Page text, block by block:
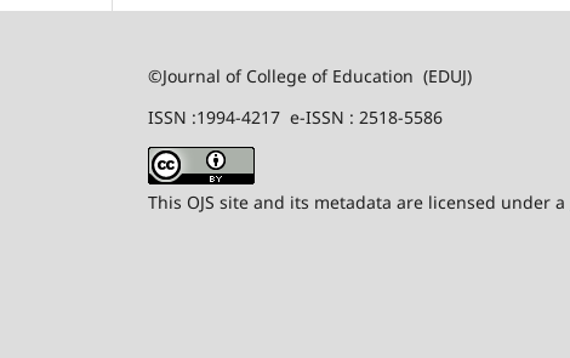
©Journal of College of Education (EDUJ)
ISSN :1994-4217 e-ISSN : 2518-5586
This OJS site and its metadata are licensed under a